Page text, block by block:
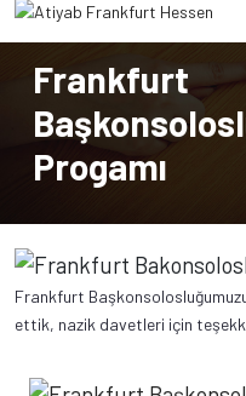
Frankfurt
Progamı
Frankfurt
ettik, nazik davetleri için